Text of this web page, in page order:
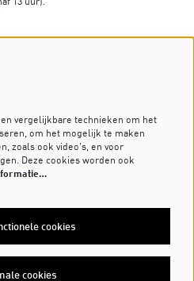
naar
ONS OP
DE NIEUWSBRIEF
vergelijkbare technieken om het
om het mogelijk te maken
zoals ook video’s, en voor
Deze cookies worden ook
cookies
cookies